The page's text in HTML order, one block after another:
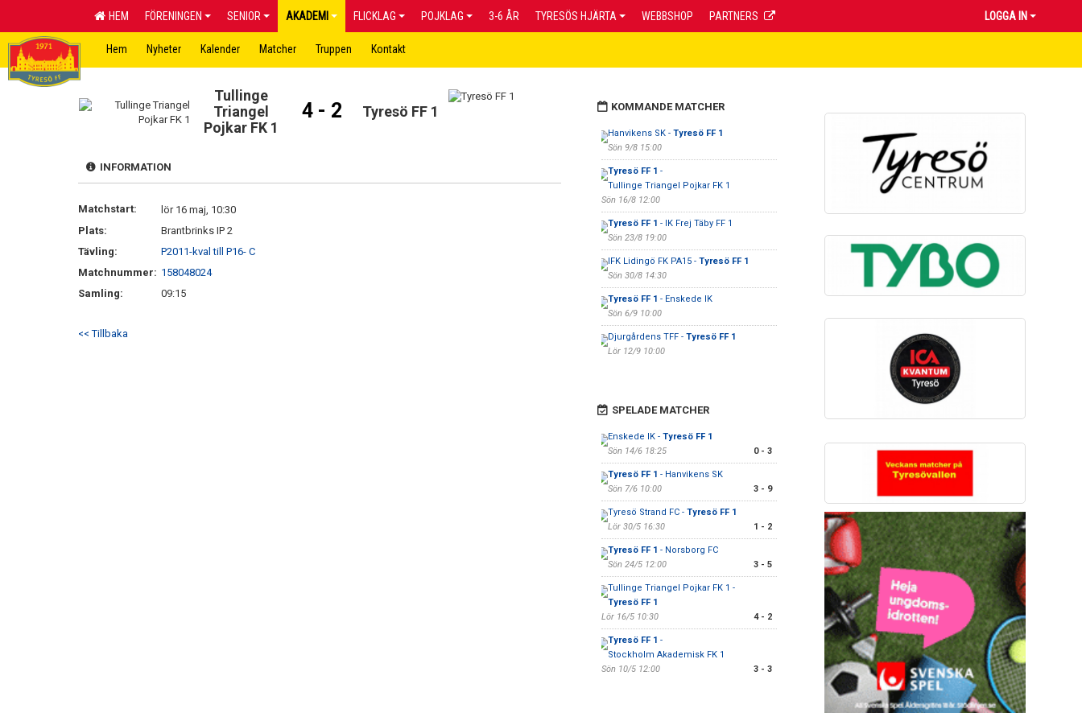
HEM FÖRENINGEN SENIOR AKADEMI FLICKLAG POJKLAG 3-6 ÅR TYRESÖS HJÄRTA WEBBSHOP PARTNERS LOGGA IN
Hem Nyheter Kalender Matcher Truppen Kontakt
Tullinge
Triangel
Pojkar FK 1
4 - 2 Tyresö FF 1
INFORMATION
Matchstart:
lör 16 maj, 10:30
Plats:
Brantbrinks IP 2
Tävling:
P2011-kval till P16- C
Matchnummer: 158048024
Samling:
09:15
<< Tillbaka
KOMMANDE MATCHER
Hanvikens SK - Tyresö FF 1
Sön 9/8 15:00
Tyresö FF 1 -
Tullinge Triangel Pojkar FK 1
Sön 16/8 12:00
Tyresö FF 1 - IK Frej Täby FF 1
Sön 23/8 19:00
IFK Lidingö FK PA15 - Tyresö FF 1
Sön 30/8 14:30
Tyresö FF 1 - Enskede IK
Sön 6/9 10:00
Djurgårdens TFF - Tyresö FF 1
Lör 12/9 10:00
SPELADE MATCHER
Enskede IK - Tyresö FF 1
Sön 14/6 18:25
0 - 3
Tyresö FF 1 - Hanvikens SK
Sön 7/6 10:00
3 - 9
Tyresö Strand FC - Tyresö FF 1
Lör 30/5 16:30
1 - 2
Tyresö FF 1 - Norsborg FC
Sön 24/5 12:00
3 - 5
Tullinge Triangel Pojkar FK 1 -
Tyresö FF 1
Lör 16/5 10:30
4 - 2
Tyresö FF 1 -
Stockholm Akademisk FK 1
Sön 10/5 12:00
3 - 3